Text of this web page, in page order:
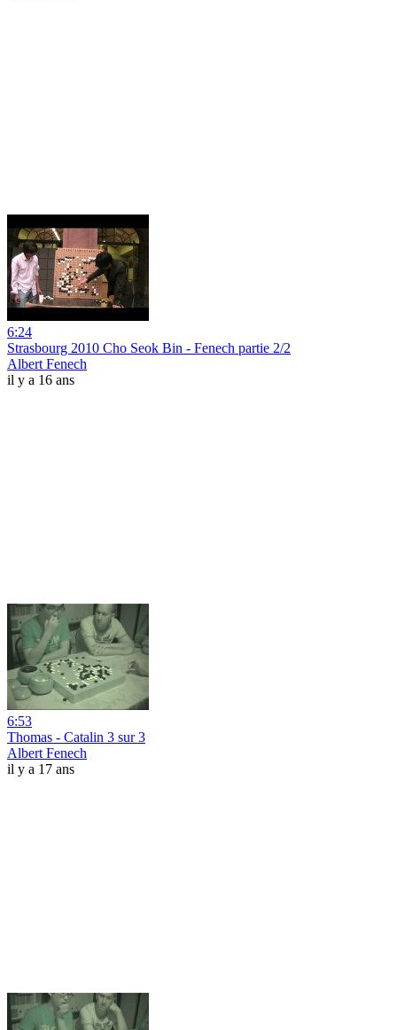
6:24
Strasbourg 2010 Cho Seok Bin - Fenech partie 2/2
Albert Fenech
il y a 16 ans
6:53
Thomas - Catalin 3 sur 3
Albert Fenech
il y a 17 ans